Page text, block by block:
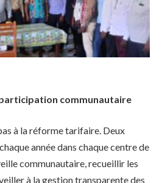
communautaire
à la réforme tarifaire. Deux
année dans chaque centre de
communautaire, recueillir les
à la gestion transparente des